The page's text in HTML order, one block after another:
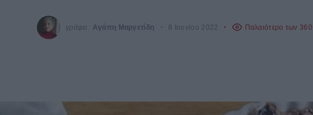
γράφει: Αγάπη Μαργετίδη 8 Ιουνίου 2022 Παλαιότερο των